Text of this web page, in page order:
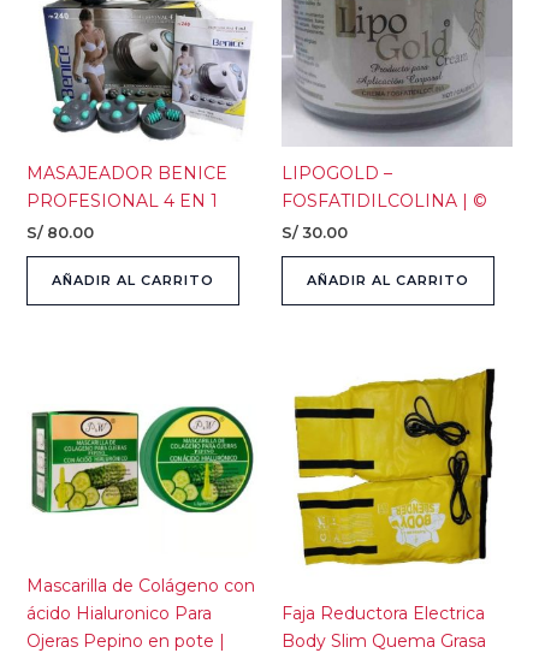
MASAJEADOR BENICE
PROFESIONAL 4 EN 1
S/80.00
AÑADIR AL CARRITO
LIPOGOLD –
FOSFATIDILCOLINA | ©
S/ 30.00
AÑADIR AL CARRITO
Mascarilla de Colágeno con
ácido Hialuronico Para
Ojeras Pepino en pote |
Faja Reductora Electrica
Body Slim Quema Grasa